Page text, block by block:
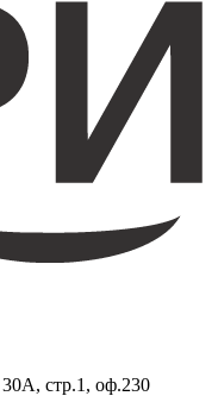
стр.1, оф.230